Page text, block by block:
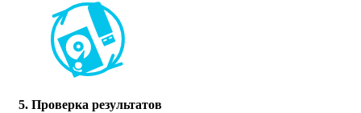
5. Проверка результатов